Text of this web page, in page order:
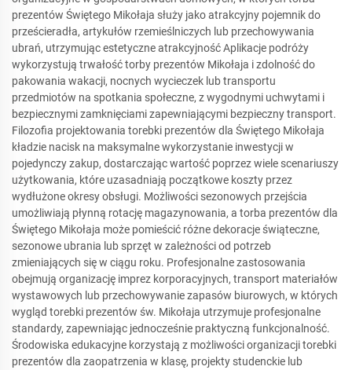
prezentów Świętego Mikołaja służy jako atrakcyjny pojemnik do
prześcieradła, artykułów rzemieślniczych lub przechowywania
ubrań, utrzymując estetyczne atrakcyjność Aplikacje podróży
wykorzystują trwałość torby prezentów Mikołaja i zdolność do
pakowania wakacji, nocnych wycieczek lub transportu
przedmiotów na spotkania społeczne, z wygodnymi uchwytami i
bezpiecznymi zamknięciami zapewniającymi bezpieczny transport.
Filozofia projektowania torebki prezentów dla Świętego Mikołaja
kładzie nacisk na maksymalne wykorzystanie inwestycji w
pojedynczy zakup, dostarczając wartość poprzez wiele scenariuszy
użytkowania, które uzasadniają początkowe koszty przez
wydłużone okresy obsługi. Możliwości sezonowych przejścia
umożliwiają płynną rotację magazynowania, a torba prezentów dla
Świętego Mikołaja może pomieścić różne dekoracje świąteczne,
sezonowe ubrania lub sprzęt w zależności od potrzeb
zmieniających się w ciągu roku. Profesjonalne zastosowania
obejmują organizację imprez korporacyjnych, transport materiałów
wystawowych lub przechowywanie zapasów biurowych, w których
wygląd torebki prezentów św. Mikołaja utrzymuje profesjonalne
standardy, zapewniając jednocześnie praktyczną funkcjonalność.
Środowiska edukacyjne korzystają z możliwości organizacji torebki
prezentów dla zaopatrzenia w klasę, projekty studenckie lub